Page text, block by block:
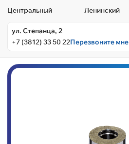
Центральный Ленинский
ул. Степанца, 2
+7 (3812) 33 50 22Перезвоните мне